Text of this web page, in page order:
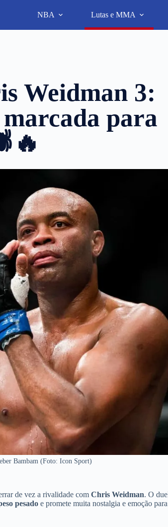
NBA Lutas e MMA
Weidman 3:
para
Bambam (Foto: Icon Sport)
de vez a rivalidade comChris Weidman. O
pesado e promete muita nostalgia e emoção